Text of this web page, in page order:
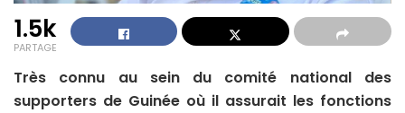
1.5k
PARTAGE
Très connu au sein du comité national des
supporters de Guinée où il assurait les fonctions